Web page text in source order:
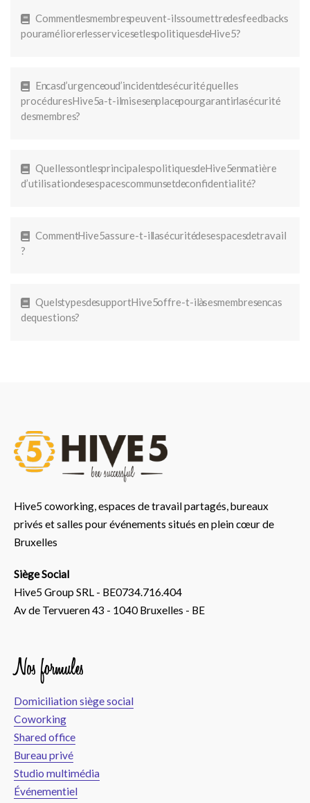
Comment les membres peuvent-ils soumettre des feedbacks
pour améliorer les services et les politiques de Hive5 ?
En cas d’urgence ou d’incident de sécurité, quelles
procédures Hive5 a-t-il mises en place pour garantir la sécurité
des membres ?
Quelles sont les principales politiques de Hive5 en matière
d’utilisation des espaces communs et de confidentialité ?
Comment Hive5 assure-t-il la sécurité des espaces de travail
?
Quels types de support Hive5 offre-t-il à ses membres en cas
de questions ?
Hive5 coworking, espaces de travail partagés, bureaux
privés et salles pour événements situés en plein cœur de
Bruxelles
Siège Social
Hive5 Group SRL - BE0734.716.404
Av de Tervueren 43 - 1040 Bruxelles - BE
Nos formules
Domiciliation siège social
Coworking
Shared office
Bureau privé
Studio multimédia
Événementiel